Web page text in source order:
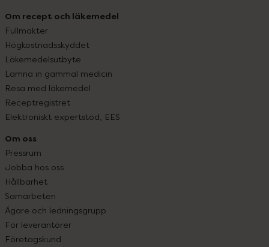
Om recept och läkemedel
Fullmakter
Högkostnadsskyddet
Läkemedelsutbyte
Lämna in gammal medicin
Resa med läkemedel
Receptregistret
Elektroniskt expertstöd, EES
Om oss
Pressrum
Jobba hos oss
Hållbarhet
Samarbeten
Ägare och ledningsgrupp
För leverantörer
Företagskund